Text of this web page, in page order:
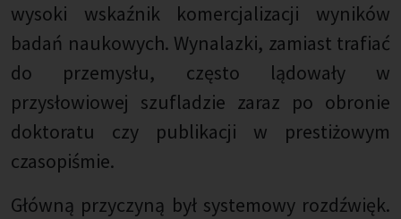
wysoki wskaźnik komercjalizacji wyników
badań naukowych. Wynalazki, zamiast trafiać
do przemysłu, często lądowały w
przysłowiowej szufladzie zaraz po obronie
doktoratu czy publikacji w prestiżowym
czasopiśmie.
Główną przyczyną był systemowy rozdźwięk.